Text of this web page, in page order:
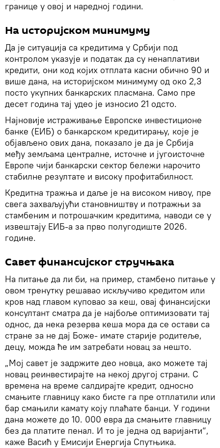
границе у овој и наредној години.
На историјском минимуму
Да је ситуација са кредитима у Србији под
контролом указује и податак да су ненаплативи
кредити, они код којих отплата касни обично 90 и
више дана, на историјском минимуму од око 2,3
посто укупних банкарских пласмана. Само пре
десет година тај удео је износио 21 одсто.
Најновије истраживање Европске инвестиционе
банке (ЕИБ) о банкарском кредитирању, које је
објављено ових дана, показало је да је Србија
међу земљама централне, источне и југоисточне
Европе чији банкарски сектор бележи нарочито
стабилне резултате и високу профитабилност.
Кредитна тражња и даље је на високом нивоу, пре
свега захваљујући становништву и потражњи за
стамбеним и потрошачким кредитима, наводи се у
извештају ЕИБ-а за прво полугодиште 2026.
године.
Савет финансијског стручњака
На питање да ли би, на пример, стамбено питање у
овом тренутку решавао искључиво кредитом или
кров над главом куповао за кеш, овај финансијски
консултант сматра да је најбоље оптимизовати тај
однос, да нека резерва кеша мора да се остави са
стране за не дај Боже- имате старије родитеље,
децу, можда ће им затребати новац за нешто.
„Мој савет је задржите део новца, ако можете тај
новац реинвестирајте на некој другој страни. С
времена на време салдирајте кредит, односно
смањите главницу како бисте га пре отплатили или
бар смањили камату коју плаћате банци. У години
дана можете до 10. 000 евра да смањите главницу
без да платите пенал. И то је једна од варијанти“,
каже Васић у Емисији Енергија Спутњика.